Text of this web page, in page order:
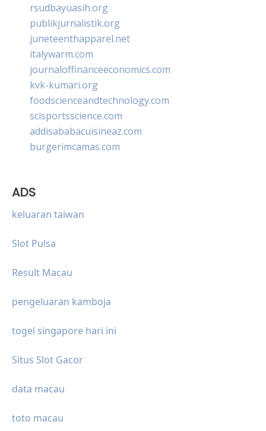
rsudbayuasih.org
publikjurnalistik.org
juneteenthapparel.net
italywarm.com
journaloffinanceeconomics.com
kvk-kumari.org
foodscienceandtechnology.com
scisportsscience.com
addisababacuisineaz.com
burgerimcamas.com
ADS
keluaran taiwan
Slot Pulsa
Result Macau
pengeluaran kamboja
togel singapore hari ini
Situs Slot Gacor
data macau
toto macau